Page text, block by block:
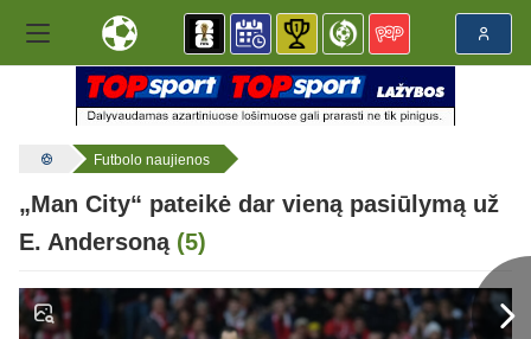
Futbolo naujienos
„Man City“ pateikė dar vieną pasiūlymą už
E. Andersoną (5)